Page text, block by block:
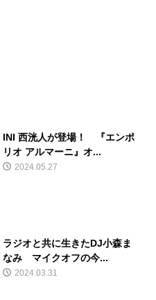
INI 西洸人が登場！ 『エンポ
リオ アルマーニ』オ...
2024.05.27
ラジオと共に生きたDJ小森ま
なみ マイクオフの今...
2024.03.31